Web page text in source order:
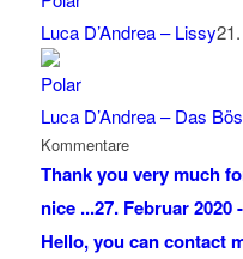
Luca D’Andrea – Lissy
Luca D’Andrea – Das
Kommentare
Thank you very much
nice ...27. Februar 2020
Hello, you can contact